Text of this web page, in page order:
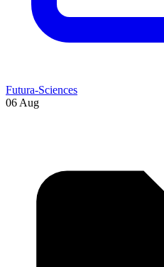
Futura-Sciences
06 Aug